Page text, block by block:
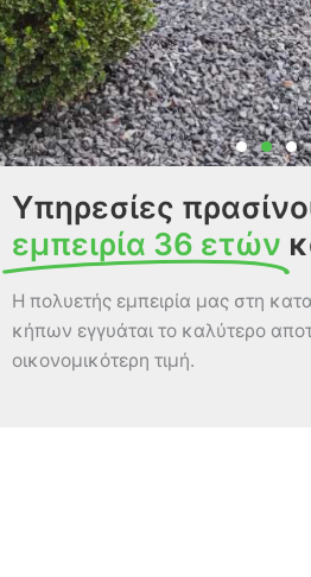
Διατήρηση
εμφάνισης
καθαριότητας
Υπηρεσίες
εμπειρία 36 ετών
Η πολυετής εμπειρία μας στη
κήπων εγγυάται το καλύτερο
οικονομικότερη τιμή.